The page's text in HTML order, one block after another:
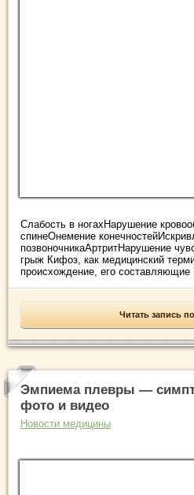
Слабость в ногахНарушение
спинеОнемение
позвоночникаАртритНарушение
грыж Кифоз, как медицинский
происхождение, его составляющие
Читать запись
Эмпиема плевры —
фото и видео
Новости медицины